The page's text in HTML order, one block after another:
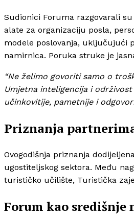
Sudionici Foruma razgovarali
alate za organizaciju posla,
modele poslovanja, uključujući
namirnica. Poruka struke je
“Ne želimo govoriti samo o
Umjetna inteligencija i
učinkovitije, pametnije i
Priznanja
Ovogodišnja priznanja
ugostiteljskog sektora. Među
turističko učilište, Turistička
Forum kao